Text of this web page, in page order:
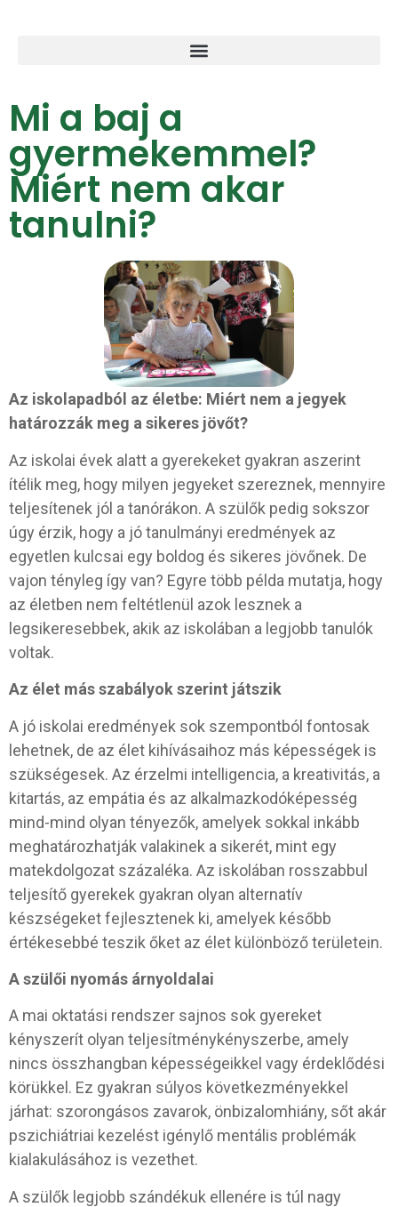
Mi a baj a
gyermekemmel?
Miért nem akar
tanulni?
Az iskolapadból az életbe: Miért nem a jegyek
határozzák meg a sikeres jövőt?
Az iskolai évek alatt a gyerekeket gyakran aszerint
ítélik meg, hogy milyen jegyeket szereznek, mennyire
teljesítenek jól a tanórákon. A szülők pedig sokszor
úgy érzik, hogy a jó tanulmányi eredmények az
egyetlen kulcsai egy boldog és sikeres jövőnek. De
vajon tényleg így van? Egyre több példa mutatja, hogy
az életben nem feltétlenül azok lesznek a
legsikeresebbek, akik az iskolában a legjobb tanulók
voltak.
Az élet más szabályok szerint játszik
A jó iskolai eredmények sok szempontból fontosak
lehetnek, de az élet kihívásaihoz más képességek is
szükségesek. Az érzelmi intelligencia, a kreativitás, a
kitartás, az empátia és az alkalmazkodóképesség
mind-mind olyan tényezők, amelyek sokkal inkább
meghatározhatják valakinek a sikerét, mint egy
matekdolgozat százaléka. Az iskolában rosszabbul
teljesítő gyerekek gyakran olyan alternatív
készségeket fejlesztenek ki, amelyek később
értékesebbé teszik őket az élet különböző területein.
A szülői nyomás árnyoldalai
A mai oktatási rendszer sajnos sok gyereket
kényszerít olyan teljesítménykényszerbe, amely
nincs összhangban képességeikkel vagy érdeklődési
körükkel. Ez gyakran súlyos következményekkel
járhat: szorongásos zavarok, önbizalomhiány, sőt akár
pszichiátriai kezelést igénylő mentális problémák
kialakulásához is vezethet.
A szülők legjobb szándékuk ellenére is túl nagy